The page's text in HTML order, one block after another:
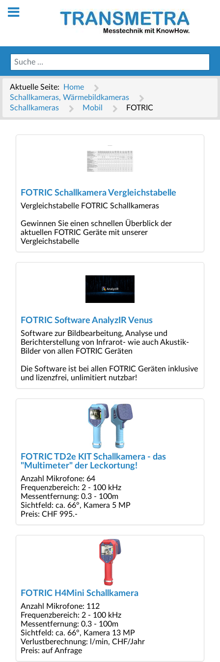
Aktuelle Seite:
Home
Schallkameras, Wärmebildkameras
Schallkameras
Mobil FOTRIC
FOTRIC Schallkamera Vergleichstabelle
Vergleichstabelle FOTRIC Schallkameras
Gewinnen Sie einen schnellen Überblick der
aktuellen FOTRIC Geräte mit unserer
Vergleichstabelle
FOTRIC Software AnalyzIR Venus
Software zur Bildbearbeitung, Analyse und
Berichterstellung von Infrarot- wie auch Akustik-
Bilder von allen FOTRIC Geräten
Die Software ist bei allen FOTRIC Geräten inklusive
und lizenzfrei, unlimitiert nutzbar!
FOTRIC TD2e KIT Schallkamera - das
"Multimeter" der Leckortung!
Anzahl Mikrofone: 64
Frequenzbereich: 2 - 100 kHz
Messentfernung: 0.3 - 100m
Sichtfeld: ca. 66°, Kamera 5 MP
Preis: CHF 995.-
FOTRIC H4Mini Schallkamera
Anzahl Mikrofone: 112
Frequenzbereich: 2 - 100 kHz
Messentfernung: 0.3 - 100m
Sichtfeld: ca. 66°, Kamera 13 MP
Verlustberechnung: l/min, CHF/Jahr
Preis: auf Anfrage